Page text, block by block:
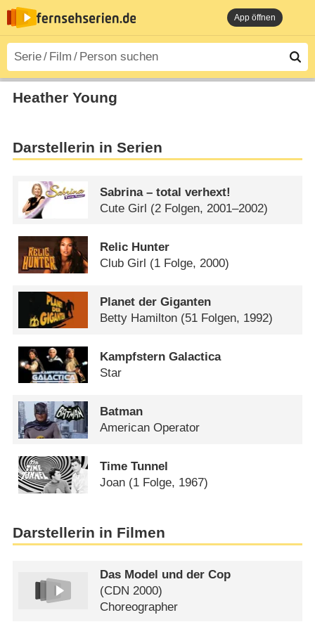
App öffnen
Heather Young
Darstellerin in Serien
Sabrina – total verhext!
Cute Girl (2 Folgen, 2001–2002)
Relic Hunter
Club Girl (1 Folge, 2000)
Planet der Giganten
Betty Hamilton (51 Folgen, 1992)
Kampfstern Galactica
Star
Batman
American Operator
Time Tunnel
Joan (1 Folge, 1967)
Darstellerin in Filmen
Das Model und der Cop
(CDN 2000)
Choreographer